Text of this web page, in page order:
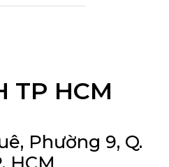
TP HCM
Phường 9, Q.
HCM